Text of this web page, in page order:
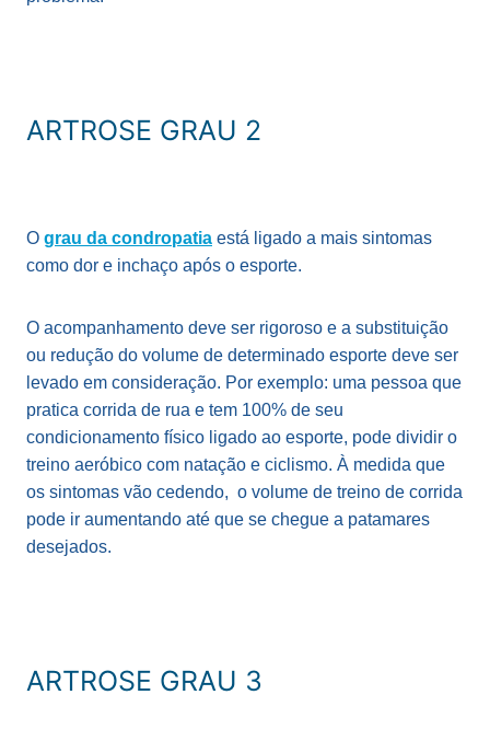
ARTROSE GRAU 2
O grau da condropatia está ligado a mais sintomas
como dor e inchaço após o esporte.
O acompanhamento deve ser rigoroso e a substituição
ou redução do volume de determinado esporte deve ser
levado em consideração. Por exemplo: uma pessoa que
pratica corrida de rua e tem 100% de seu
condicionamento físico ligado ao esporte, pode dividir o
treino aeróbico com natação e ciclismo. À medida que
os sintomas vão cedendo, o volume de treino de corrida
pode ir aumentando até que se chegue a patamares
desejados.
ARTROSE GRAU 3